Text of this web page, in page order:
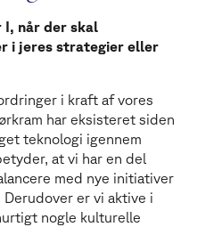
når der skal
i jeres strategier eller
i kraft af vores
har eksisteret siden
teknologi igennem
at vi har en del
med nye initiativer
er vi aktive i
nogle kulturelle